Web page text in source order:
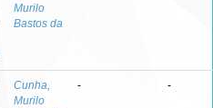
Murilo
Bastos da
Cunha,
Murilo
- -